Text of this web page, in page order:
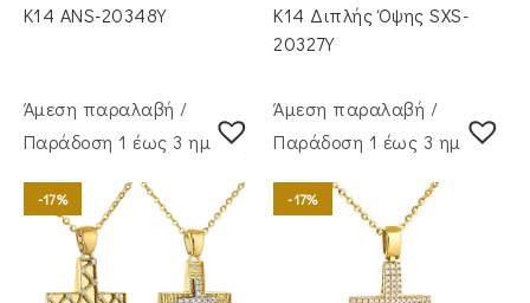
Κ14 ANS-20348Y
Κ14 Διπλής Όψης SXS-
20327Y
Άμεση παραλαβή /
Παράδoση 1 έως 3 ημέρες
-17%
Άμεση παραλαβή /
Παράδoση 1 έως 3 ημέρες
-17%